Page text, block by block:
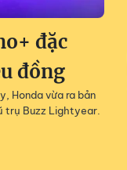
đặc
đồng
Honda vừa ra bản
trụ Buzz Lightyear.